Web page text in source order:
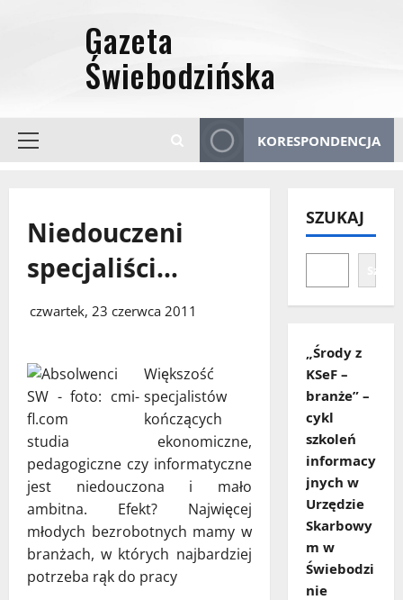
Menu
KORESPONDENCJA
Niedouczeni
specjaliści…
czwartek, 23 czerwca 2011
Większość
specjalistów
kończących
studia ekonomiczne,
pedagogiczne czy informatyczne
jest niedouczona i mało
ambitna. Efekt? Najwięcej
młodych bezrobotnych mamy w
branżach, w których najbardziej
potrzeba rąk do pracy
SZUKAJ
„Środy z
KSeF –
branże” –
cykl
szkoleń
informacy
jnych w
Urzędzie
Skarbowy
m w
Świebodzi
nie